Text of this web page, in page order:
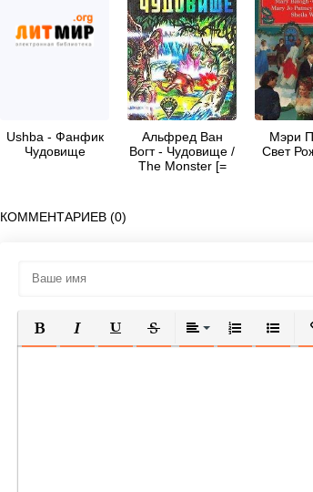
Ushba - Фанфик
Чудовище
Альфред Ван
Вогт - Чудовище /
The Monster [=
Мэри
Свет
КОММЕНТАРИЕВ (0)
ПОЛУЖИРНЫЙ
КУРСИВПОДЧЕРКНУТЫЙ
ЗАЧЕРКНУТЫЙВЫРАВНИВАНИЕ